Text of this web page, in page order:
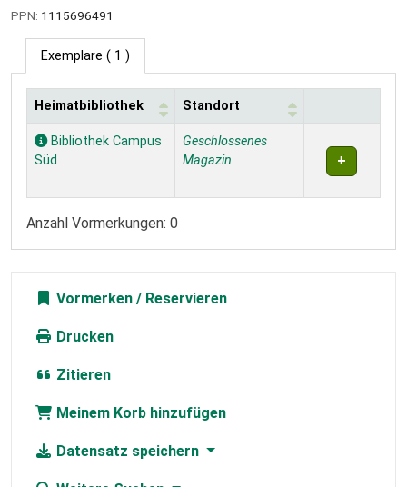
PPN: 1115696491
Exemplare ( 1 )
Exemplare
Heimatbibliothek Standort
Bibliothek Campus
Süd
Geschlossenes
Magazin
Anzahl Vormerkungen: 0
Vormerken
Drucken
Zitieren
Meinem Korb hinzufügen
Datensatz speichern